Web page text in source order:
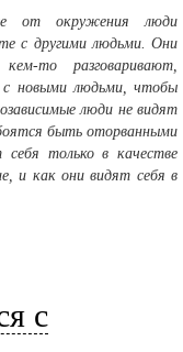
от окружения люди
с другими людьми. Они
то разговаривают,
с новыми людьми, чтобы
люди не видят
быть оторванными
только в качестве
и как они видят себя в
с